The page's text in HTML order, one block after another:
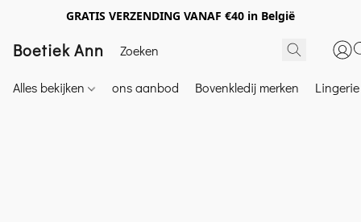
GRATIS VERZENDING VANAF €40 in België
Boetiek Ann
Alles bekijken ons aanbod Bovenkledij merken